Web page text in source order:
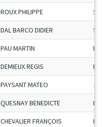
ROUX PHILIPPE
DAL BARCO DIDIER
PAU MARTIN
DEMIEUX REGIS
PAYSANT MATEO
QUESNAY BENEDICTE
CHEVALIER FRANÇOIS